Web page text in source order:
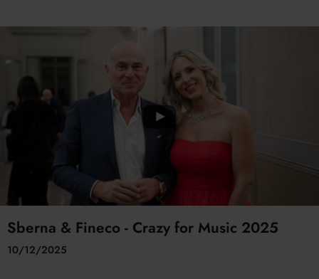
Sberna & Fineco - Crazy for Music 2025
10/12/2025